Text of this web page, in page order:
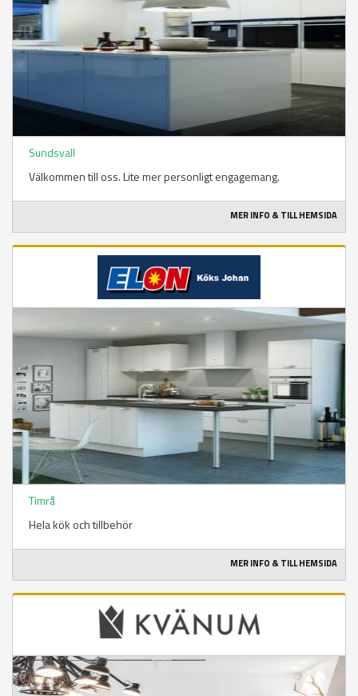
Sundsvall
Välkommen till oss. Lite mer personligt engagemang.
MER INFO & TILL HEMSIDA
Timrå
Hela kök och tillbehör
MER INFO & TILL HEMSIDA